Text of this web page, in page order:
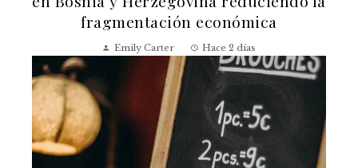
fragmentación económica
Emily Carter Hace 2 días